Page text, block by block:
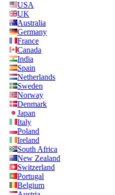
USA
UK
Australia
Germany
France
Canada
India
Spain
Netherlands
Sweden
Norway
Denmark
Japan
Italy
Poland
Ireland
South Africa
New Zealand
Switzerland
Portugal
Belgium